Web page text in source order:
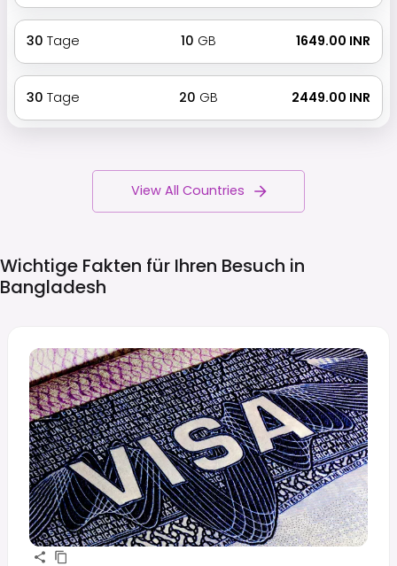
30 Tage 10 GB ₹ 1649.00 INR
30 Tage 20 GB ₹ 2449.00 INR
View All Countries
Wichtige Fakten für Ihren Besuch in
Bangladesh